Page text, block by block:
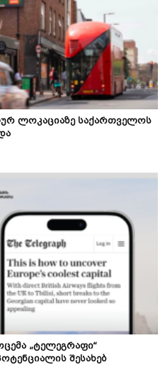
ლოკაციაზე საქართველოს
„ტელეგრაფი“
შესახებ